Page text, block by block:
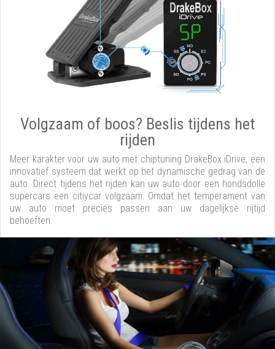
Volgzaam of boos? Beslis tijdens het
rijden
Meer karakter voor uw auto met chiptuning DrakeBox iDrive, een
innovatief systeem dat werkt op het dynamische gedrag van de
auto. Direct tijdens het rijden kan uw auto door een hondsdolle
supercars een citiycar volgzaam. Omdat het temperament van
uw auto moet precies passen aan uw dagelijkse rijtijd
behoeften.